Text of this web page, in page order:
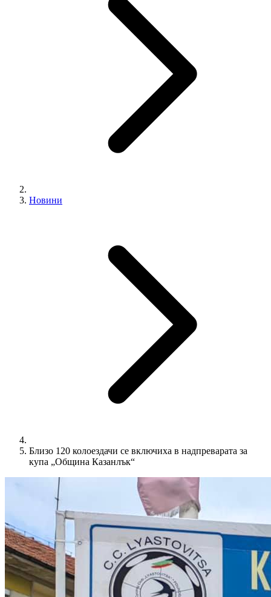
Новини
Близо 120 колоездачи се включиха в надпреварата за
купа „Община Казанлък“